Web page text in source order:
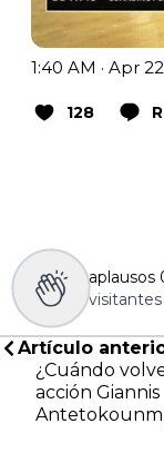
1:40 AM · Apr
128
aplausos
visitantes
Artículo
¿Cuándo
acción Giannis